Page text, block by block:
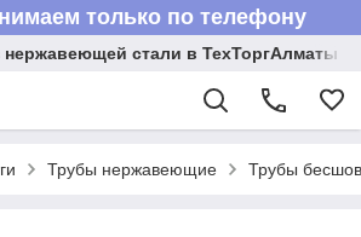
только по телефону
нержавеющей стали в ТехТоргАлматы
Трубы нержавеющие Трубы